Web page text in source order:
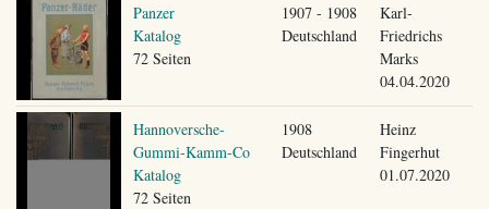
Panzer
Katalog
72 Seiten
1907 - 1908
Deutschland
Karl-
Friedrichs
Marks
04.04.2020
Hannoversche-
Gummi-Kamm-Co
Katalog
72 Seiten
1908
Deutschland
Heinz
Fingerhut
01.07.2020